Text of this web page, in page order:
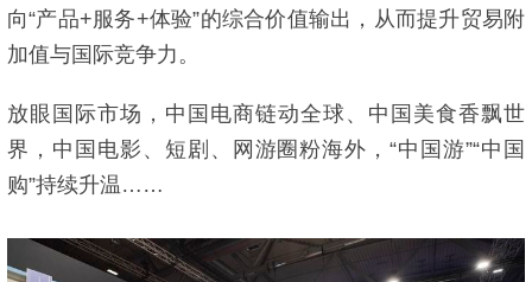
向“产品+服务+体验”的综合价值输出，从而提升贸易附
加值与国际竞争力。
放眼国际市场，中国电商链动全球、中国美食香飘世
界，中国电影、短剧、网游圈粉海外，“中国游”“中国
购”持续升温……